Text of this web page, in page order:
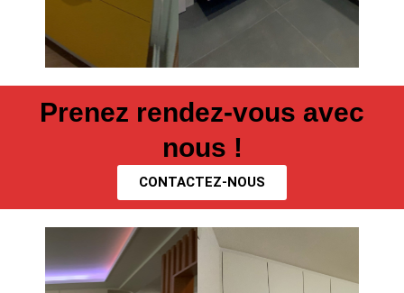
Prenez rendez-vous avec
nous !
CONTACTEZ-NOUS